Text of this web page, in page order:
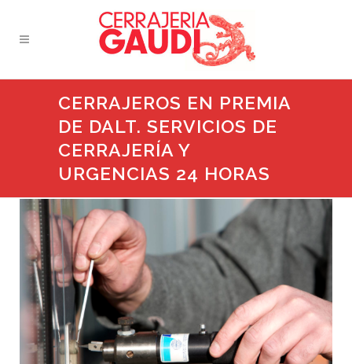
CERRAJEROS EN PREMIA
DE DALT. SERVICIOS DE
CERRAJERÍA Y
URGENCIAS 24 HORAS